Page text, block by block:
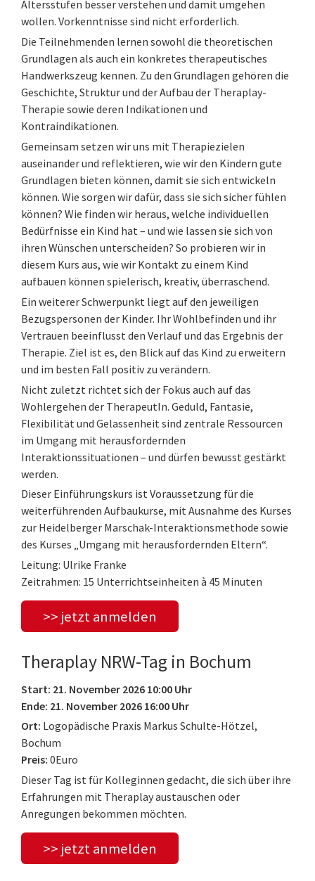
Altersstufen besser verstehen und damit umgehen
wollen. Vorkenntnisse sind nicht erforderlich.
Die Teilnehmenden lernen sowohl die theoretischen
Grundlagen als auch ein konkretes therapeutisches
Handwerkszeug kennen. Zu den Grundlagen gehören die
Geschichte, Struktur und der Aufbau der Theraplay-
Therapie sowie deren Indikationen und
Kontraindikationen.
Gemeinsam setzen wir uns mit Therapiezielen
auseinander und reflektieren, wie wir den Kindern gute
Grundlagen bieten können, damit sie sich entwickeln
können. Wie sorgen wir dafür, dass sie sich sicher fühlen
können? Wie finden wir heraus, welche individuellen
Bedürfnisse ein Kind hat – und wie lassen sie sich von
ihren Wünschen unterscheiden? So probieren wir in
diesem Kurs aus, wie wir Kontakt zu einem Kind
aufbauen können spielerisch, kreativ, überraschend.
Ein weiterer Schwerpunkt liegt auf den jeweiligen
Bezugspersonen der Kinder. Ihr Wohlbefinden und ihr
Vertrauen beeinflusst den Verlauf und das Ergebnis der
Therapie. Ziel ist es, den Blick auf das Kind zu erweitern
und im besten Fall positiv zu verändern.
Nicht zuletzt richtet sich der Fokus auch auf das
Wohlergehen der TherapeutIn. Geduld, Fantasie,
Flexibilität und Gelassenheit sind zentrale Ressourcen
im Umgang mit herausfordernden
Interaktionssituationen – und dürfen bewusst gestärkt
werden.
Dieser Einführungskurs ist Voraussetzung für die
weiterführenden Aufbaukurse, mit Ausnahme des Kurses
zur Heidelberger Marschak-Interaktionsmethode sowie
des Kurses „Umgang mit herausfordernden Eltern“.
Leitung: Ulrike Franke
Zeitrahmen: 15 Unterrichtseinheiten à 45 Minuten
>> jetzt anmelden
Theraplay NRW-Tag in Bochum
Start: 21. November 2026 10:00 Uhr
Ende: 21. November 2026 16:00 Uhr
Ort: Logopädische Praxis Markus Schulte-Hötzel,
Bochum
Preis: 0Euro
Dieser Tag ist für Kolleginnen gedacht, die sich über ihre
Erfahrungen mit Theraplay austauschen oder
Anregungen bekommen möchten.
>> jetzt anmelden